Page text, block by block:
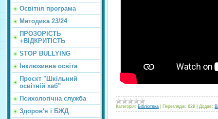
Освітня програма
Методика 23/24
ПРОЗОРІСТЬ
+ВІДКРИТІСТЬ
STOP BULLYING
Інклюзивна освіта
Проєкт "Шкільний
освітній хаб"
Психологічна служба
Здоров'я і БЖД
Категорія: Бібліотека Переглядів: 629 Додав: